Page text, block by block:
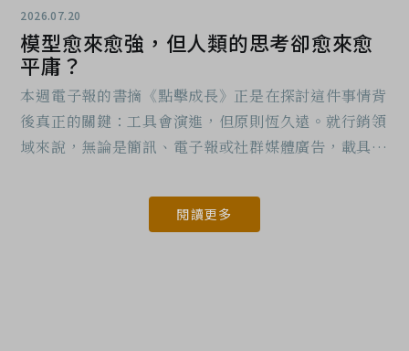
2026.07.20
模型愈來愈強，但人類的思考卻愈來愈
平庸？
本週電子報的書摘《點擊成長》正是在探討這件事情背
後真正的關鍵：工具會演進，但原則恆久遠。就行銷領
域來說，無論是簡訊、電子報或社群媒體廣告，載具跟
閱讀更多